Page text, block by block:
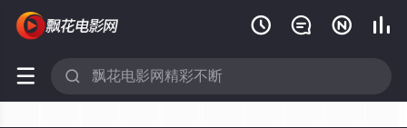
   
 